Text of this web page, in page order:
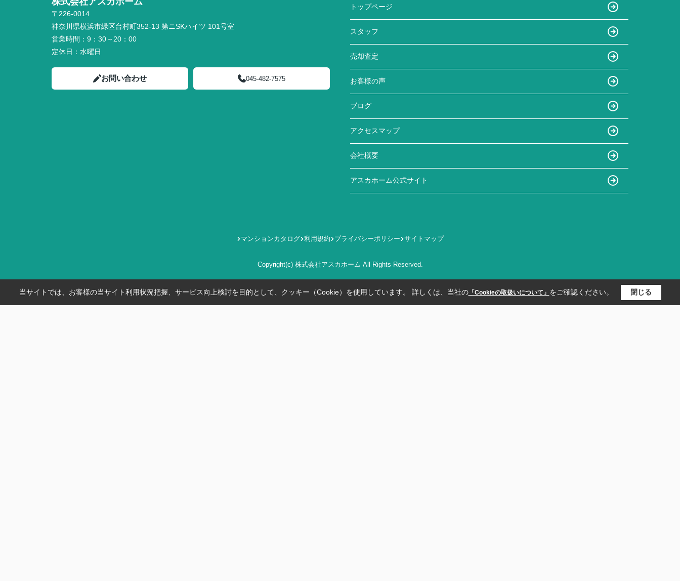
〒226-0014
神奈川県横浜市緑区台村町352-13 第ニSKハイツ 101号室
営業時間： 9：30～20：00
定休日： 水曜日
お問い合わせ 045-482-7575
トップページ
スタッフ
売却査定
お客様の声
ブログ
アクセスマップ
会社概要
アスカホーム公式サイト
マンションカタログ 利用規約 プライバシーポリシー サイトマップ
Copyright(c) 株式会社アスカホーム All Rights Reserved.
当サイトでは、お客様の当サイト利用状況把握、サービス向上検討を目的として、クッキー（Cookie）を使用しています。 詳しくは、当社の「Cookieの取扱いについて」 をご確認ください。 閉じる